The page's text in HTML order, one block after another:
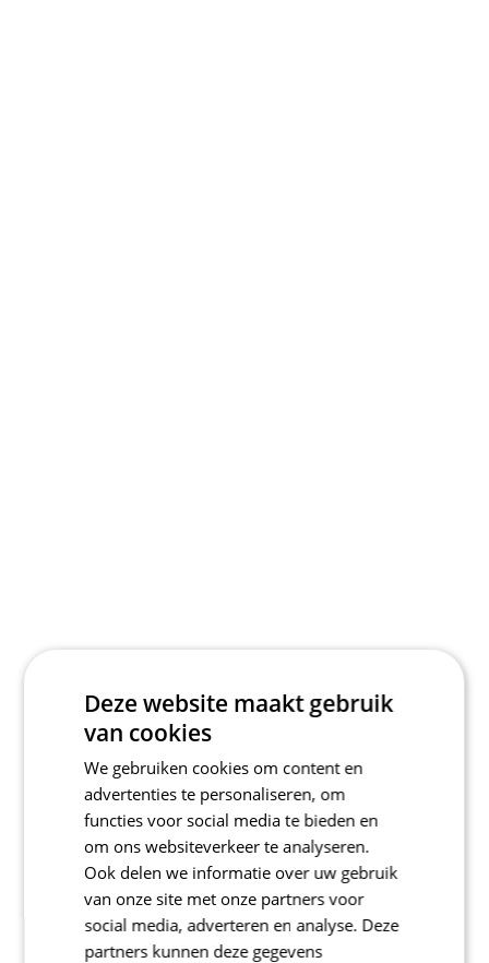
Deze website maakt gebruik
van cookies
We gebruiken cookies om content en
advertenties te personaliseren, om
functies voor social media te bieden en
om ons websiteverkeer te analyseren.
Ook delen we informatie over uw gebruik
van onze site met onze partners voor
social media, adverteren en analyse. Deze
partners kunnen deze gegevens